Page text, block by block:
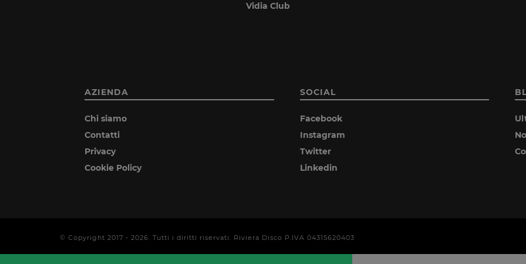
Vidia Club
AZIENDA
Chi siamo
Contatti
Privacy
Cookie Policy
SOCIAL
Facebook
Instagram
Twitter
Linkedin
© Copyright 2017 - 2026. Tutti i diritti riservati. Riviera Disco P.IVA 04315620403